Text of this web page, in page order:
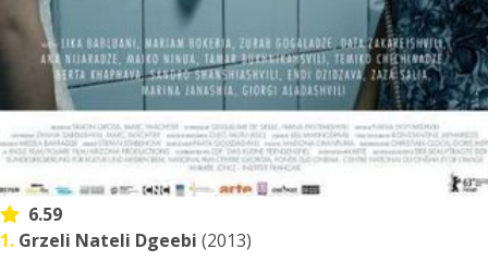
6.59
1. Grzeli Nateli Dgeebi (2013)